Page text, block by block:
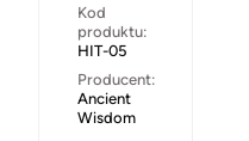
Kod
produktu:
HIT-05
Producent:
Ancient
Wisdom